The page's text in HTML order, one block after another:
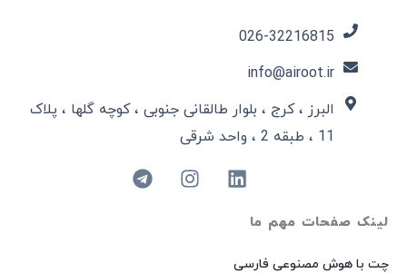
لینک صفحات مهم ما
چت با هوش مصنوعی فارسی
026-32216815​
info@airoot.ir
البرز ، کرج ، بلوار طالقانی جنوبی ، کوچه گلها ، پلاک
11 ، طبقه 2 ، واحد شرقی